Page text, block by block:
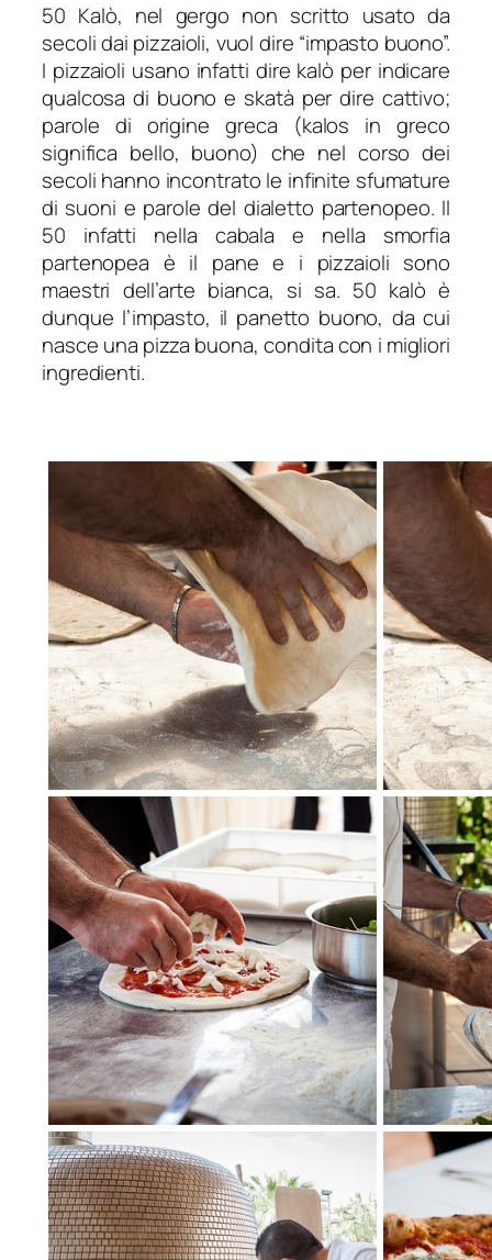
50 Kalò, nel gergo non scritto usato da
secoli dai pizzaioli, vuol dire “impasto buono”.
I pizzaioli usano infatti dire kalò per indicare
qualcosa di buono e skatà per dire cattivo;
parole di origine greca (kalos in greco
significa bello, buono) che nel corso dei
secoli hanno incontrato le infinite sfumature
di suoni e parole del dialetto partenopeo. Il
50 infatti nella cabala e nella smorfia
partenopea è il pane e i pizzaioli sono
maestri dell’arte bianca, si sa. 50 kalò è
dunque l’impasto, il panetto buono, da cui
nasce una pizza buona, condita con i migliori
ingredienti.